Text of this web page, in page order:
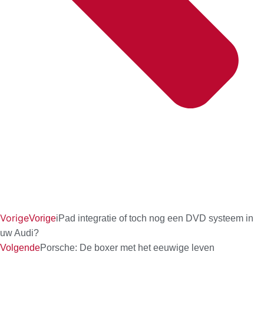
VorigeVorigeiPad integratie of toch nog een DVD systeem in
uw Audi?
VolgendePorsche: De boxer met het eeuwige leven